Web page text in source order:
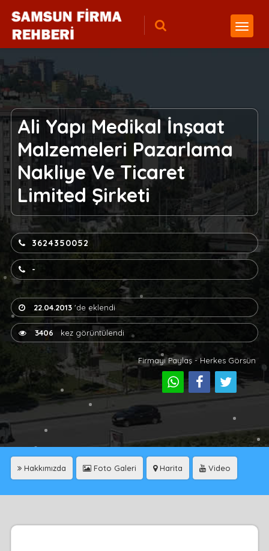
Ali Yapı Medikal İnşaat
Malzemeleri Pazarlama
Nakliye Ve Ticaret
Limited Şirketi
3624350052
-
22.04.2013'de eklendi
3406 kez görüntülendi
Firmayı Paylaş - Herkes Görsün
Hakkımızda Foto Galeri Harita Video